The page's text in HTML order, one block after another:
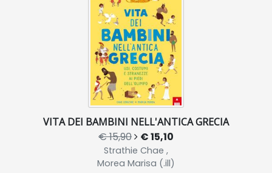
VITA DEI BAMBINI NELL'ANTICA GRECIA
€ 15,90 € 15,10
Strathie Chae ,
Morea Marisa (.ill)